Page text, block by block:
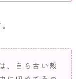
、自ら古い殻